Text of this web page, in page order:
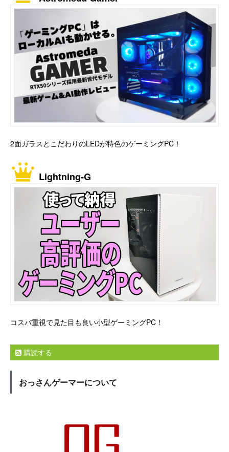
2面ガラスとこだわりのLEDが特色のゲーミングPC！
Lightning-G
コスパ重視で見た目も良い小型ゲーミングPC！
購読する
おっさんゲーマーについて